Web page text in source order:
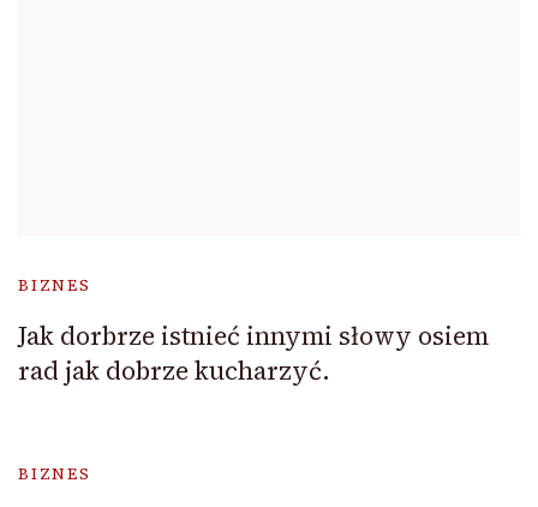
BIZNES
Jak dorbrze istnieć innymi słowy osiem
rad jak dobrze kucharzyć.
BIZNES